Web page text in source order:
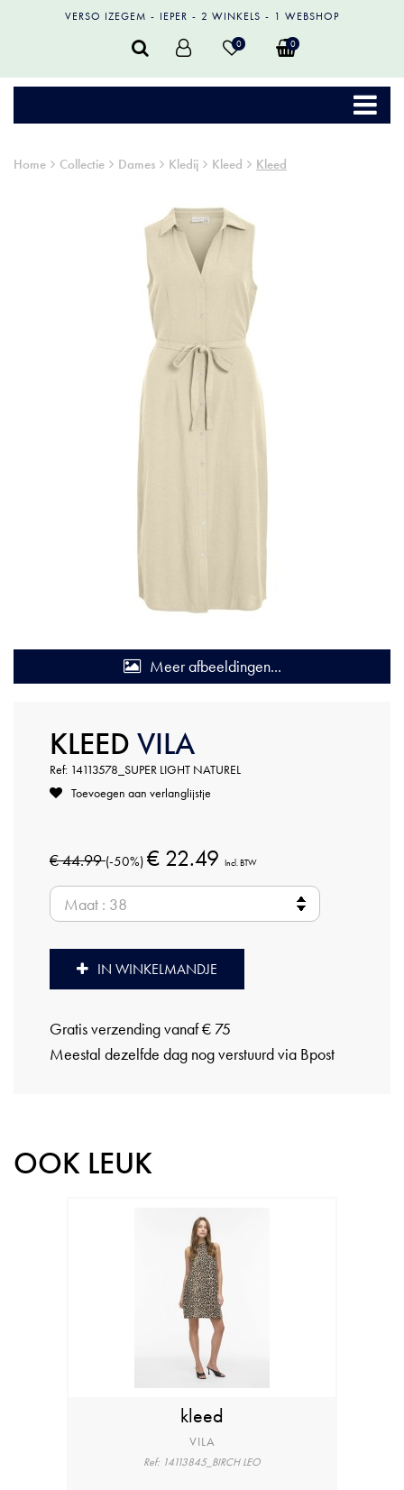
VERSO IZEGEM IEPER 2 WINKELS 1 WEBSHOP
0 0
Home Collectie Dames Kledij Kleed Kleed
Meer afbeeldingen...
KLEED VILA
Ref: 14113578_SUPER LIGHT NATUREL
Toevoegen aan verlanglijstje
€ 44.99(-50%) € 22.49 Incl. BTW
IN WINKELMANDJE
Gratis verzending vanaf € 75
Meestal dezelfde dag nog verstuurd via Bpost
OOK LEUK
kleed
VILA
Ref: 14113845_BIRCH LEO